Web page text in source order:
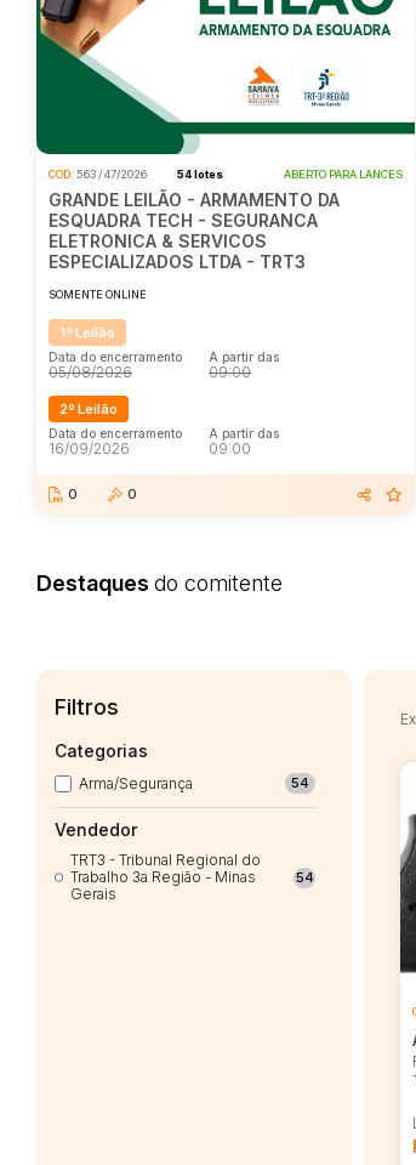
COD. 563 / 47/2026 54 lotes ABERTO PARA LANCES
GRANDE LEILÃO - ARMAMENTO DA
ESQUADRA TECH - SEGURANCA
ELETRONICA & SERVICOS
ESPECIALIZADOS LTDA - TRT3
SOMENTE ONLINE
1º Leilão
Data do encerramento
05/08/2026
A partir das
09:00
2º Leilão
Data do encerramento
16/09/2026
A partir das
09:00
0 0
Destaques do comitente
Filtros
Categorias
Arma/Segurança 54
Vendedor
TRT3 - Tribunal Regional do
Trabalho 3a Região - Minas
Gerais
54